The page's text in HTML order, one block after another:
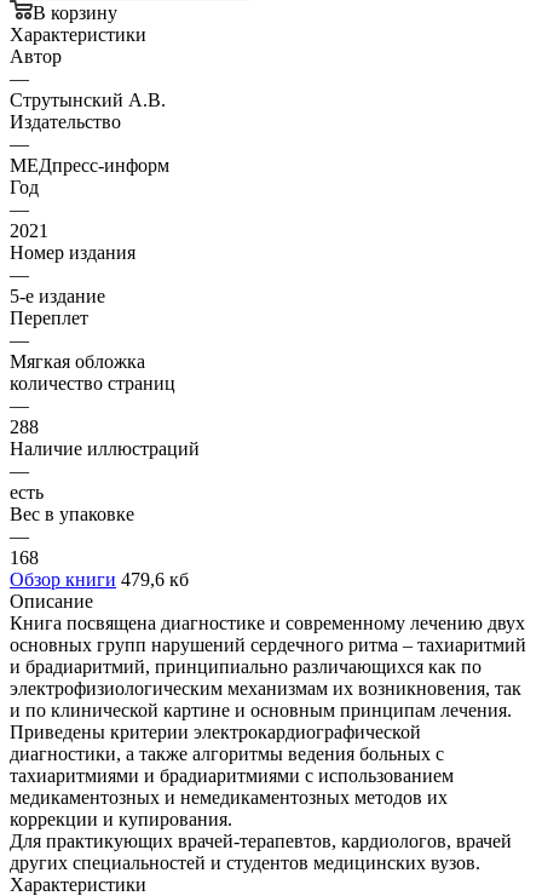
В корзину
Характеристики
Автор
—
Струтынский А.В.
Издательство
—
МЕДпресс-информ
Год
—
2021
Номер издания
—
5-е издание
Переплет
—
Мягкая обложка
количество страниц
—
288
Наличие иллюстраций
—
есть
Вес в упаковке
—
168
Обзор книги 479,6 кб
Описание
Книга посвящена диагностике и современному лечению двух
основных групп нарушений сердечного ритма – тахиаритмий
и брадиаритмий, принципиально различающихся как по
электрофизиологическим механизмам их возникновения, так
и по клинической картине и основным принципам лечения.
Приведены критерии электрокардиографической
диагностики, а также алгоритмы ведения больных с
тахиаритмиями и брадиаритмиями с использованием
медикаментозных и немедикаментозных методов их
коррекции и купирования.
Для практикующих врачей-терапевтов, кардиологов, врачей
других специальностей и студентов медицинских вузов.
Характеристики